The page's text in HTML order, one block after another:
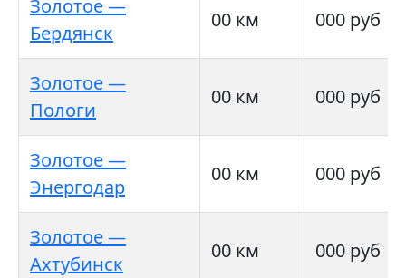
Золотое —
Бердянск
00 км 000 руб
Золотое —
Пологи
00 км 000 руб
Золотое —
Энергодар
00 км 000 руб
Золотое —
Ахтубинск
00 км 000 руб